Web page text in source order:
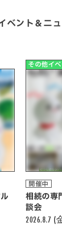
ベント＆ニ
その他イ
開催中
相続の専
談会
2026.8.7 (